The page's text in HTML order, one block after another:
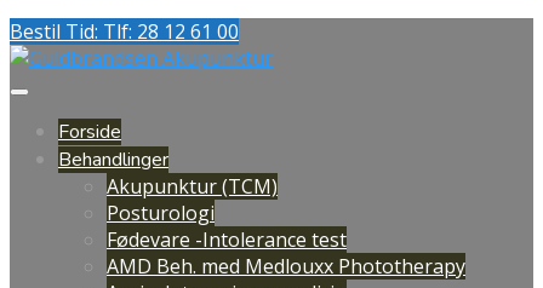
Bestil Tid: Tlf: 28 12 61 00
Forside
Behandlinger
Akupunktur (TCM)
Posturologi
Fødevare -Intolerance test
AMD Beh. med Medlouxx Phototherapy